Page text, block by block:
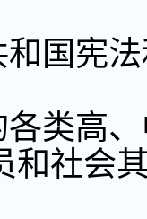
和国宪
类高
和社会